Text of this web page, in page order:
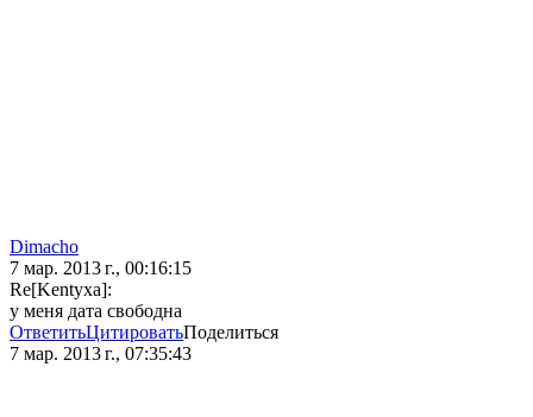
Dimacho
7 мар. 2013 г., 00:16:15
Re[Kentyxa]:
у меня дата свободна
ОтветитьЦитироватьПоделиться
7 мар. 2013 г., 07:35:43